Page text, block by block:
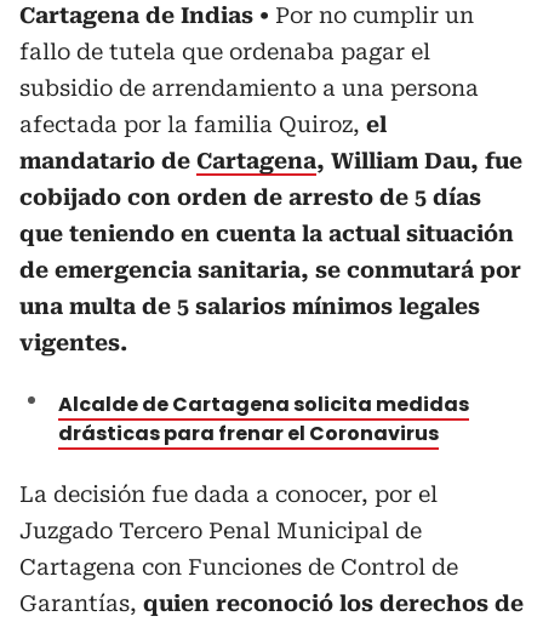
Cartagena de Indias
Por no cumplir un
fallo de tutela que ordenaba pagar el
subsidio de arrendamiento a una persona
afectada por la familia Quiroz, el
mandatario de Cartagena, William Dau, fue
cobijado con orden de arresto de 5 días
que teniendo en cuenta la actual situación
de emergencia sanitaria, se conmutará por
una multa de 5 salarios mínimos legales
vigentes.
Alcalde de Cartagena solicita medidas
drásticas para frenar el Coronavirus
La decisión fue dada a conocer, por el
Juzgado Tercero Penal Municipal de
Cartagena con Funciones de Control de
Garantías, quien reconoció los derechos de